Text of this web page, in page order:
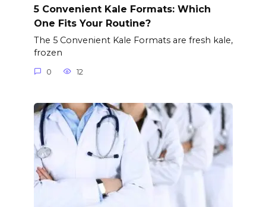
5 Convenient Kale Formats: Which
One Fits Your Routine?
The 5 Convenient Kale Formats are fresh kale,
frozen
0 12